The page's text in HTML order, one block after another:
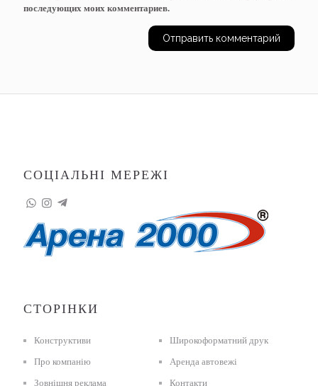
последующих моих комментариев.
СОЦІАЛЬНІ МЕРЕЖІ
СТОРІНКИ
Конструктиви
Про компанію
Зовнішня реклама
Широкоформатний друк
Аренда автовежі
Контакти